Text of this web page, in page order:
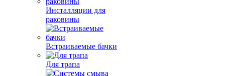
Инсталляции для
раковины
Встраиваемые бачки
Для трапа